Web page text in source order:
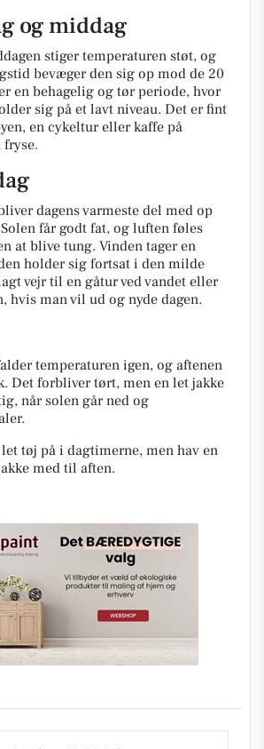
og middag
stiger temperaturen støt, og
bevæger den sig op mod de 20
en behagelig og tør periode, hvor
sig på et lavt niveau. Det er fint
en cykeltur eller kaffe på
dagens varmeste del med op
får godt fat, og luften føles
at blive tung. Vinden tager en
holder sig fortsat i den milde
vejr til en gåtur ved vandet eller
hvis man vil ud og nyde dagen.
temperaturen igen, og aftenen
Det forbliver tørt, men en let jakke
når solen går ned og
tøj på i dagtimerne, men hav en
med til aften.